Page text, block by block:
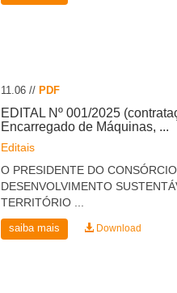
11.06 // PDF
EDITAL Nº 001/2025
Encarregado de Máquinas, ...
Editais
O PRESIDENTE DO
DESENVOLVIMENTO
TERRITÓRIO ...
saiba mais Download